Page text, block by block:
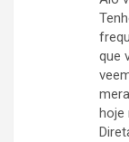
que
hoje